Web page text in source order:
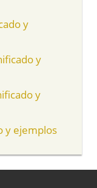
y
y
y
y ejemplos